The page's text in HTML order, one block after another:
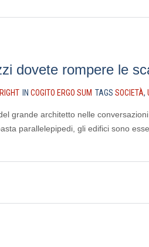
dovete rompere le
IN COGITO ERGO SUM TAGS SOCIETÀ,
grande architetto nelle
parallelepipedi, gli edifici sono